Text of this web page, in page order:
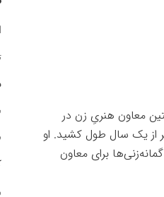
معاون هنریِ زن در
از یک سال طول کشید. او
برای معاون